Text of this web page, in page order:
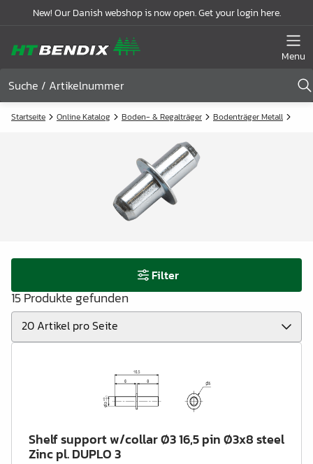
New! Our Danish webshop is now open. Get your login here.
Menu
Startseite Online Katalog Boden- & Regalträger Bodenträger Metall
Filter
15 Produkte gefunden
Shelf support w/collar Ø3 16,5 pin Ø3x8 steel
Zinc pl. DUPLO 3